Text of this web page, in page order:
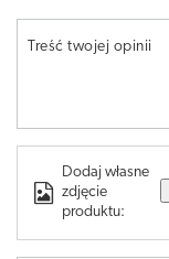
Treść twojej opinii
Dodaj własne
zdjęcie
produktu: